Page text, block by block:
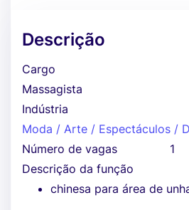
Descrição
Cargo
Massagista
Indústria
Moda / Arte / Espectáculos /
Número de vagas
1
Descrição da função
chinesa para área de